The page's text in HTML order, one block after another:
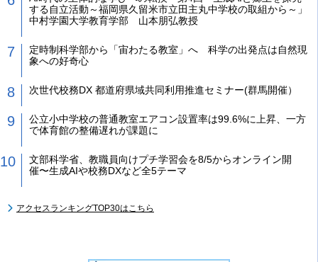
する自立活動～福岡県久留米市立田主丸中学校の取組から～」
中村学園大学教育学部 山本朋弘教授
定時制科学部から「宙わたる教室」へ 科学の出発点は自然現
象への好奇心
次世代校務DX 都道府県域共同利用推進セミナー(群馬開催）
公立小中学校の普通教室エアコン設置率は99.6%に上昇、一方
で体育館の整備遅れが課題に
文部科学省、教職員向けプチ学習会を8/5からオンライン開
催〜生成AIや校務DXなど全5テーマ
アクセスランキングTOP30はこちら